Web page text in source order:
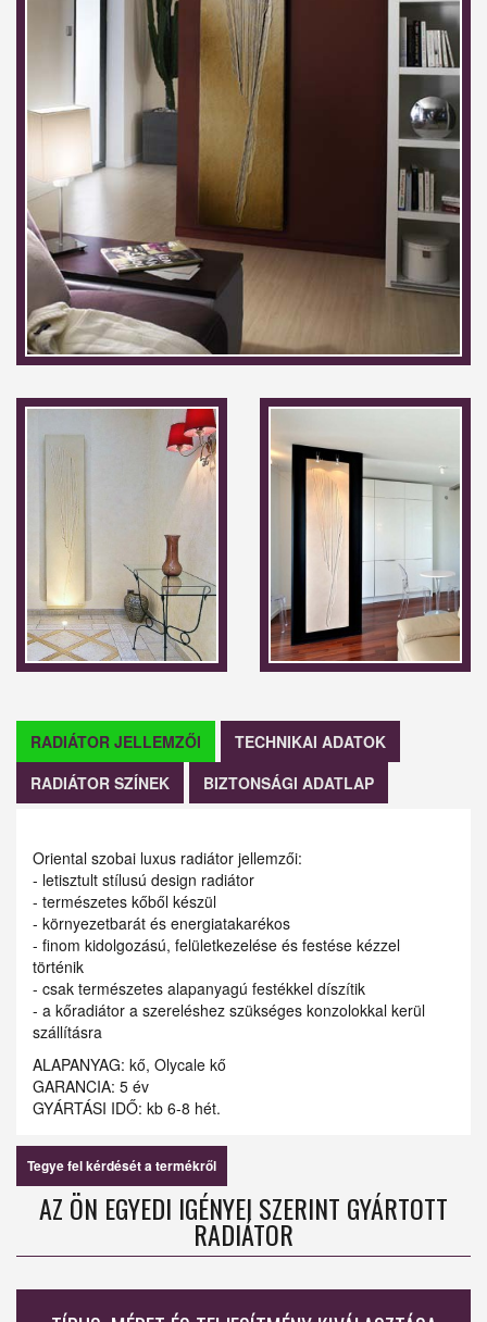
RADIÁTOR JELLEMZŐI
TECHNIKAI ADATOK
RADIÁTOR SZÍNEK
BIZTONSÁGI ADATLAP
Oriental szobai luxus radiátor jellemzői:
- letisztult stílusú design radiátor
- természetes kőből készül
- környezetbarát és energiatakarékos
- finom kidolgozású, felületkezelése és festése kézzel
történik
- csak természetes alapanyagú festékkel díszítik
- a kőradiátor a szereléshez szükséges konzolokkal kerül
szállításra
ALAPANYAG: kő, Olycale kő
GARANCIA: 5 év
GYÁRTÁSI IDŐ: kb 6-8 hét.
Tegye fel kérdését a termékről
AZ ÖN EGYEDI IGÉNYEI SZERINT GYÁRTOTT
RADIÁTOR